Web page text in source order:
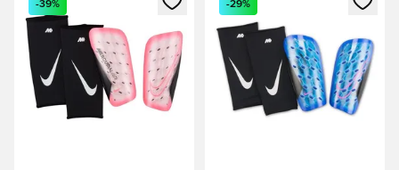
-39% -29%